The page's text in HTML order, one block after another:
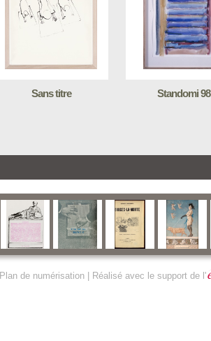
Sans titre Standomi 98
Plan de numérisation| Réalisé avec le support de l'